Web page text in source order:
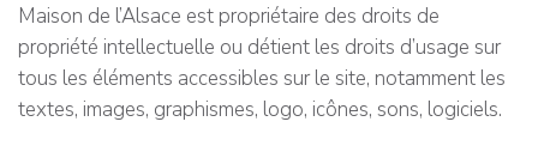
Maison de l’Alsace est propriétaire des droits de
propriété intellectuelle ou détient les droits d’usage sur
tous les éléments accessibles sur le site, notamment les
textes, images, graphismes, logo, icônes, sons, logiciels.